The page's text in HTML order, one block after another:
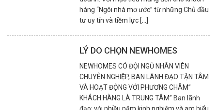
hàng “Ngôi nhà mơ ước” từ những Chủ đầu
tư uy tín và tiềm lực [...]
LÝ DO CHỌN NEWHOMES
NEWHOMES CÓ ĐỘI NGŨ NHÂN VIÊN
CHUYÊN NGHIỆP, BAN LÃNH ĐẠO TẬN TÂM
VÀ HOẠT ĐỘNG VỚI PHƯƠNG CHÂM”
KHÁCH HÀNG LÀ TRUNG TÂM” Ban lãnh